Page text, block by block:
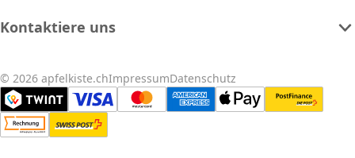
Kontaktiere uns
© 2026 apfelkiste.chImpressumDatenschutz